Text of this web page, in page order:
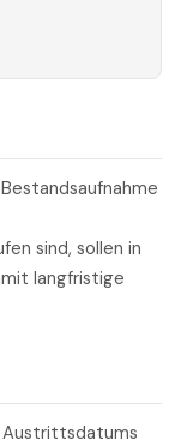
sind, sollen in
langfristige
Austrittsdatums